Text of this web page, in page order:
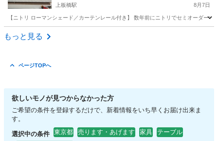
上板橋駅 8月7日
【ニトリ ローマンシェード／カーテンレール付き】 数年前にニトリでセミオーダー
東京 板橋区
もっと見る
ページTOPへ
欲しいモノが見つからなかった方
ご希望の条件を登録するだけで、新着情報をいち早くお届け出来ま
す。
選択中の条件 東京都 売ります・あげます 家具
テーブル